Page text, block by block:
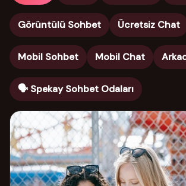
Görüntülü Sohbet Ücretsiz Chat
Mobil Sohbet Mobil Chat
🗣️ Spekay Sohbet Odaları